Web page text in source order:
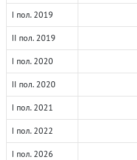
I пол. 2019
II пол. 2019
I пол. 2020
II пол. 2020
I пол. 2021
I пол. 2022
I пол. 2026